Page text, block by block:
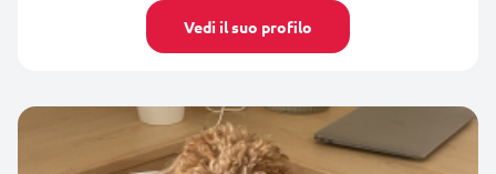
Vedi il suo profilo